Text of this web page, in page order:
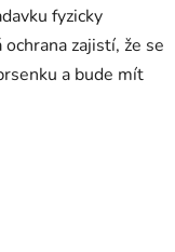
fyzicky
zajistí, že se
a bude mít